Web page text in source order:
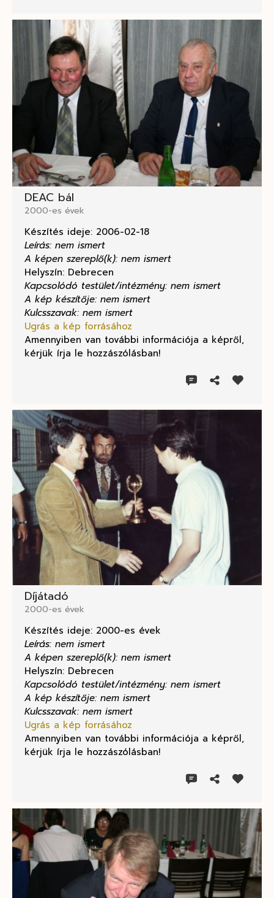
DEAC bál
2000-es évek
Készítés ideje: 2006-02-18
Leírás: nem ismert
A képen szereplő(k): nem ismert
Helyszín: Debrecen
Kapcsolódó testület/intézmény: nem ismert
A kép készítője: nem ismert
Kulcsszavak: nem ismert
Ugrás a kép forrásához
Amennyiben van további információja a képről,
kérjük írja le hozzászólásban!
Díjátadó
2000-es évek
Készítés ideje: 2000-es évek
Leírás: nem ismert
A képen szereplő(k): nem ismert
Helyszín: Debrecen
Kapcsolódó testület/intézmény: nem ismert
A kép készítője: nem ismert
Kulcsszavak: nem ismert
Ugrás a kép forrásához
Amennyiben van további információja a képről,
kérjük írja le hozzászólásban!